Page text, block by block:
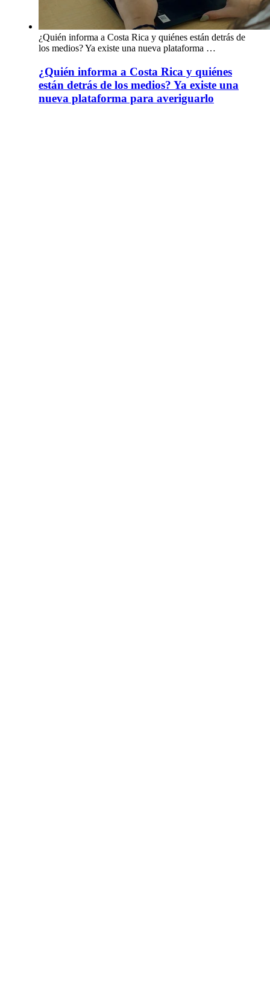
¿Quién informa a Costa Rica y quiénes están detrás de
los medios? Ya existe una nueva plataforma …
¿Quién informa a Costa Rica y quiénes
están detrás de los medios? Ya existe una
nueva plataforma para averiguarlo